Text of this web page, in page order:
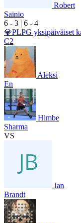
Robert
Sainio
6 - 3 | 6 - 4
💎PLPG yksipäiväiset
C2
Aleksi
En
Himbe
Sharma
VS
Jan
Brandt